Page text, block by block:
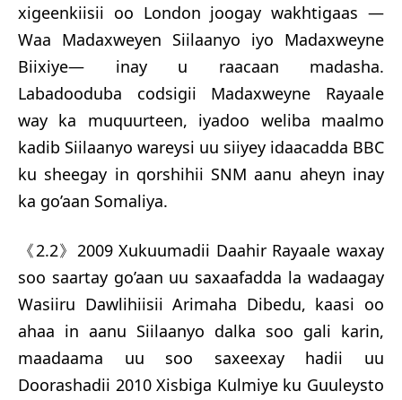
xigeenkiisii oo London joogay wakhtigaas —
Waa Madaxweyen Siilaanyo iyo Madaxweyne
Biixiye— inay u raacaan madasha.
Labadooduba codsigii Madaxweyne Rayaale
way ka muquurteen, iyadoo weliba maalmo
kadib Siilaanyo wareysi uu siiyey idaacadda BBC
ku sheegay in qorshihii SNM aanu aheyn inay
ka go’aan Somaliya.
《2.2》2009 Xukuumadii Daahir Rayaale waxay
soo saartay go’aan uu saxaafadda la wadaagay
Wasiiru Dawlihiisii Arimaha Dibedu, kaasi oo
ahaa in aanu Siilaanyo dalka soo gali karin,
maadaama uu soo saxeexay hadii uu
Doorashadii 2010 Xisbiga Kulmiye ku Guuleysto